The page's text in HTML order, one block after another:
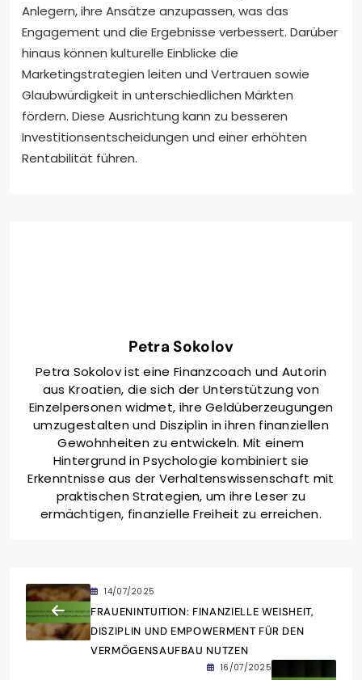
Anlegern, ihre Ansätze anzupassen, was das
Engagement und die Ergebnisse verbessert. Darüber
hinaus können kulturelle Einblicke die
Marketingstrategien leiten und Vertrauen sowie
Glaubwürdigkeit in unterschiedlichen Märkten
fördern. Diese Ausrichtung kann zu besseren
Investitionsentscheidungen und einer erhöhten
Rentabilität führen.
Petra Sokolov
Petra Sokolov ist eine Finanzcoach und Autorin
aus Kroatien, die sich der Unterstützung von
Einzelpersonen widmet, ihre Geldüberzeugungen
umzugestalten und Disziplin in ihren finanziellen
Gewohnheiten zu entwickeln. Mit einem
Hintergrund in Psychologie kombiniert sie
Erkenntnisse aus der Verhaltenswissenschaft mit
praktischen Strategien, um ihre Leser zu
ermächtigen, finanzielle Freiheit zu erreichen.
14/07/2025
FRAUENINTUITION: FINANZIELLE WEISHEIT,
DISZIPLIN UND EMPOWERMENT FÜR DEN
VERMÖGENSAUFBAU NUTZEN
16/07/2025